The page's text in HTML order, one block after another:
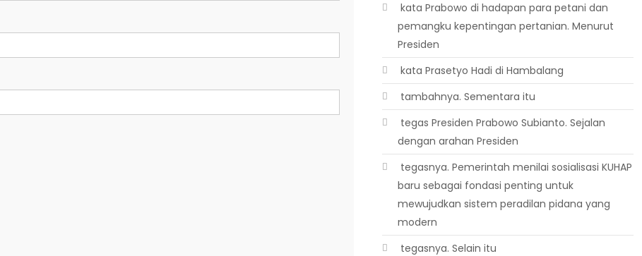
 kata Prabowo di hadapan para petani dan
pemangku kepentingan pertanian. Menurut
Presiden
 kata Prasetyo Hadi di Hambalang
 tambahnya. Sementara itu
 tegas Presiden Prabowo Subianto. Sejalan
dengan arahan Presiden
 tegasnya. Pemerintah menilai sosialisasi KUHAP
baru sebagai fondasi penting untuk
mewujudkan sistem peradilan pidana yang
modern
 tegasnya. Selain itu